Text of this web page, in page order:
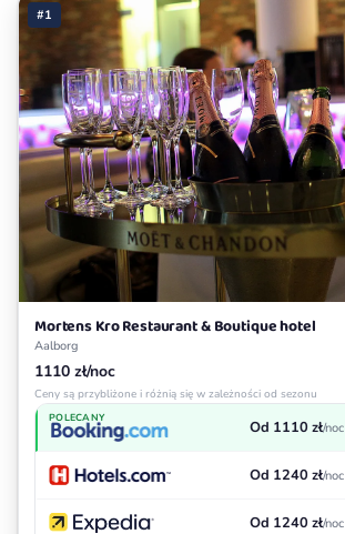
#1
Mortens Kro Restaurant & Boutique hotel
Aalborg
1110 zł/noc
Ceny są przybliżone i różnią się w zależności od sezonu
POLECANY Od 1110 zł/noc
Od 1240 zł/noc
Od 1240 zł/noc